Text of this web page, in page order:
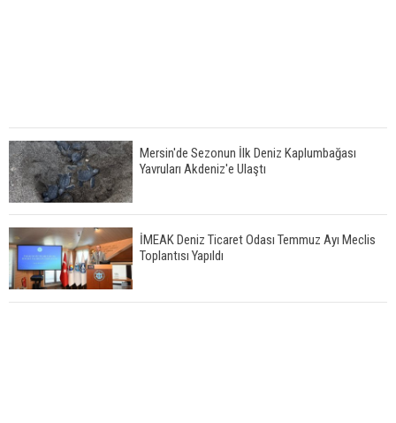
Mersin'de Sezonun İlk Deniz Kaplumbağası
Yavruları Akdeniz'e Ulaştı
İMEAK Deniz Ticaret Odası Temmuz Ayı Meclis
Toplantısı Yapıldı